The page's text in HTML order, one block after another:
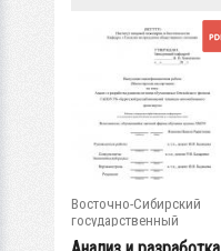
Восточно-Сибирский
государственный
университет...